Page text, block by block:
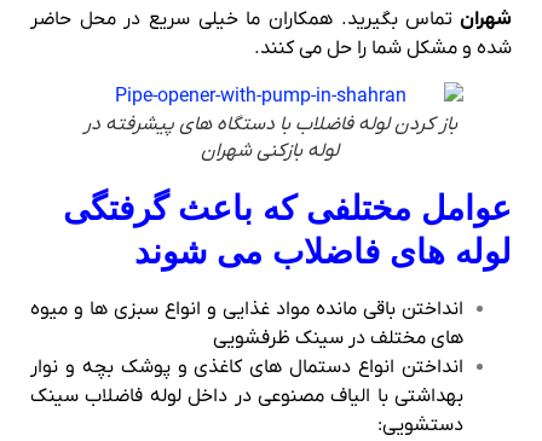
شهرانتماس بگیرید. همکاران ما خیلی سریع در محل حاضر
شده و مشکل شما را حل می کنند.
باز کردن لوله فاضلاب با دستگاه های پیشرفته در
لوله بازکنی شهران
عوامل مختلفی که باعث گرفتگی
لوله های فاضلاب می شوند
انداختن باقی مانده مواد غذایی و انواع سبزی ها و میوه
های مختلف در سینک ظرفشویی
انداختن انواع دستمال های کاغذی و پوشک بچه و نوار
بهداشتی با الیاف مصنوعی در داخل لوله فاضلاب سینک
دستشویی: